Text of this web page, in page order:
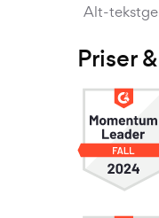
Alt-
Priser